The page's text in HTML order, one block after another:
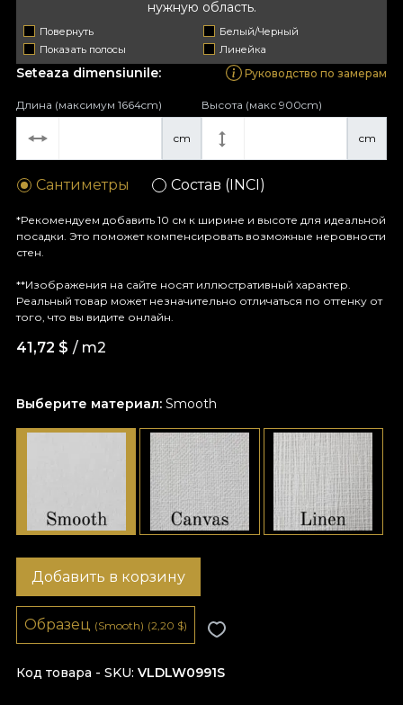
нужную область.
Повернуть
Белый/Черный
Показать полосы
Линейка
Выберите материал: Smooth
Seteaza dimensiunile: Руководство по замерам
cm
Длина (максимум 1664cm)
cm
Высота (макс 900cm)
Сантиметры Состав (INCI)
*Рекомендуем добавить 10 см к ширине и высоте для идеальной
посадки. Это поможет компенсировать возможные неровности
стен.
**Изображения на сайте носят иллюстративный характер.
Реальный товар может незначительно отличаться по оттенку от
того, что вы видите онлайн.
41,72 $ / m2
Код товара - SKU VLDLW0991S
Добавить в корзину
Образец (Smooth) (2,20 $)